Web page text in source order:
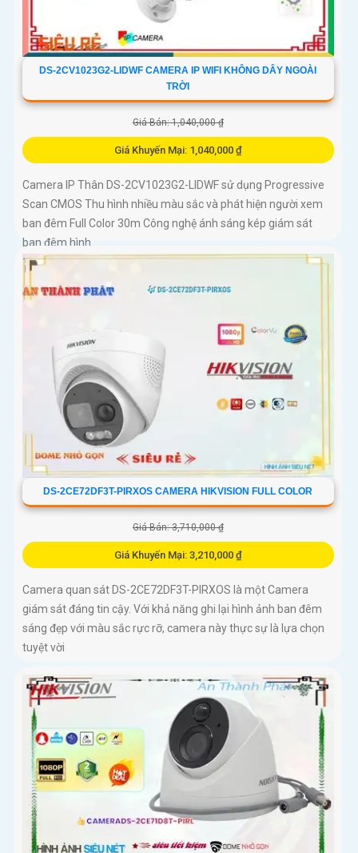
DS-2CV1023G2-LIDWF CAMERA IP WIFI KHÔNG DÂY NGOÀI
TRỜI
Giá Bán: 1,040,000 ₫
Giá Khuyến Mại: 1,040,000 ₫
Camera IP Thân DS-2CV1023G2-LIDWF sử dụng Progressive
Scan CMOS Thu hình nhiều màu sắc và phát hiện người xem
ban đêm Full Color 30m Công nghệ ánh sáng kép giám sát
ban đêm hình...
DS-2CE72DF3T-PIRXOS CAMERA HIKVISION FULL COLOR
Giá Bán: 3,710,000 ₫
Giá Khuyến Mại: 3,210,000 ₫
Camera quan sát DS-2CE72DF3T-PIRXOS là một Camera
giám sát đáng tin cậy. Với khả năng ghi lại hình ảnh ban đêm
sáng đẹp với màu sắc rực rỡ, camera này thực sự là lựa chọn
tuyệt vời